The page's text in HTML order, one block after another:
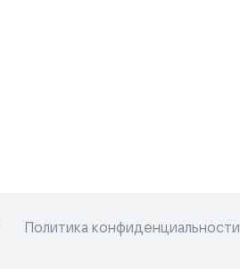
Политика конфиденциальности